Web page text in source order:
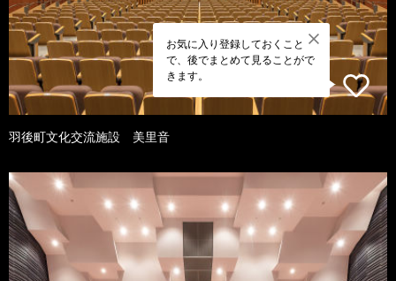
お気に入り登録しておくこと
で、後でまとめて見ることがで
きます。
羽後町文化交流施設 美里音